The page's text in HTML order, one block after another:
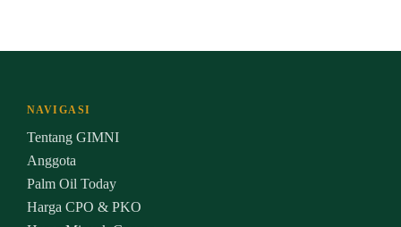
NAVIGASI
Tentang GIMNI
Anggota
Palm Oil Today
Harga CPO & PKO